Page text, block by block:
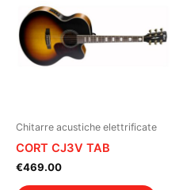
Chitarre acustiche elettrificate
CORT CJ3V TAB
€469.00